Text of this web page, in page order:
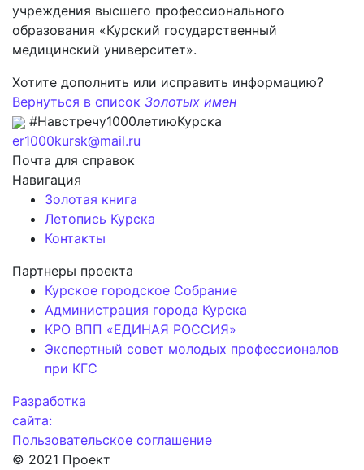
учреждения высшего профессионального
образования «Курский государственный
медицинский университет».
Хотите дополнить или исправить информацию?
Вернуться в список Золотых имен
#Навстречу1000летиюКурска
er1000kursk@mail.ru
Почта для справок
Навигация
Золотая книга
Летопись Курска
Контакты
Партнеры проекта
Курское городское Собрание
Администрация города Курска
КРО ВПП «ЕДИНАЯ РОССИЯ»
Экспертный совет молодых профессионалов
при КГС
Разработка
сайта:
Пользовательское соглашение
© 2021 Проект